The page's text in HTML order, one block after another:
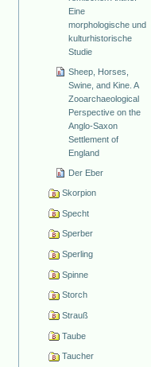
Eine
morphologische und
kulturhistorische
Studie
Sheep, Horses,
Swine, and Kine. A
Zooarchaeological
Perspective on the
Anglo-Saxon
Settlement of
England
Der Eber
Skorpion
Specht
Sperber
Sperling
Spinne
Storch
Strauß
Taube
Taucher